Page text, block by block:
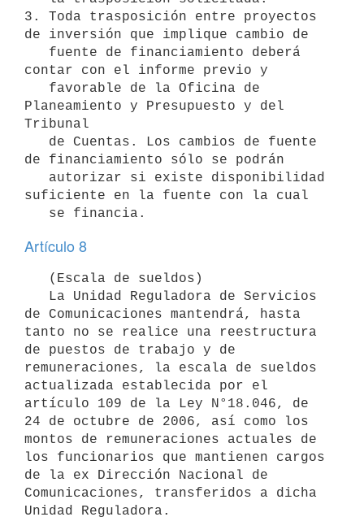
3. Toda trasposición entre proyectos
de inversión que implique cambio de
contar con el informe previo y
Planeamiento y Presupuesto y del
Tribunal
de financiamiento sólo se podrán
suficiente en la fuente con la cual
Artículo 8
de Comunicaciones mantendrá, hasta
tanto no se realice una reestructura
de puestos de trabajo y de
remuneraciones, la escala de sueldos
actualizada establecida por el
artículo 109 de la Ley N°18.046, de
24 de octubre de 2006, así como los
montos de remuneraciones actuales de
los funcionarios que mantienen cargos
de la ex Dirección Nacional de
Comunicaciones, transferidos a dicha
Unidad Reguladora.